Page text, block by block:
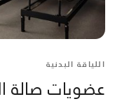
اللياقة البدنية
عضويات صالة